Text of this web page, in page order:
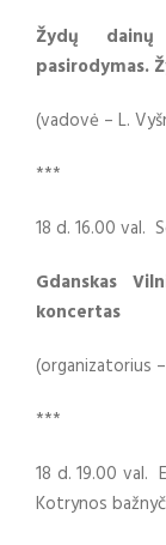
Žydų
pasirodymas.
(vadovė – L.
***
18 d. 16.00 val.
Gdanskas
koncertas
(organizatorius
***
18 d. 19.00 val.
Kotrynos